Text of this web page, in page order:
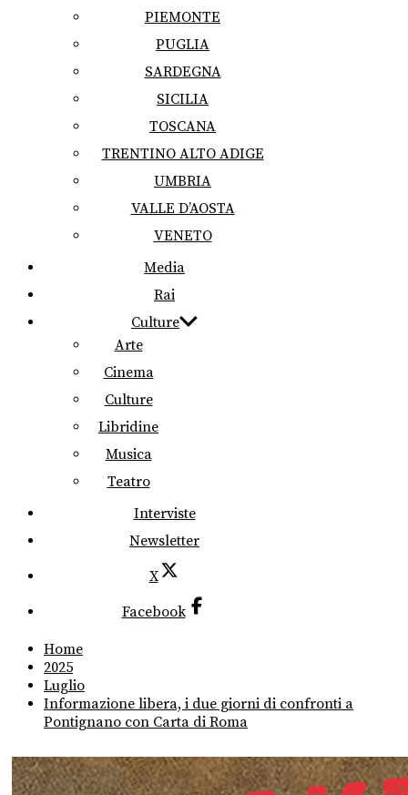
PIEMONTE
PUGLIA
SARDEGNA
SICILIA
TOSCANA
TRENTINO ALTO ADIGE
UMBRIA
VALLE D’AOSTA
VENETO
Media
Rai
Culture
Arte
Cinema
Culture
Libridine
Musica
Teatro
Interviste
Newsletter
X
Facebook
Home
2025
Luglio
Informazione libera, i due giorni di confronti a
Pontignano con Carta di Roma